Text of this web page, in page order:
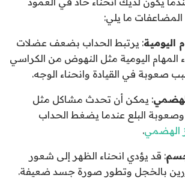
ما يلي:
اليومية: يرتبط الحداب بضعف عضلات
المهام اليومية مثل النهوض من الكراسي
صعوبة في القيادة وانحناء الوجه.
: يمكن أن تحدث مشاكل مثل
البلع عندما يضغط الحداب
الهضمي.
: قد يؤدي انحناء الظهر إلى شعور
بالخجل وتطور صورة جسد ضعيفة.